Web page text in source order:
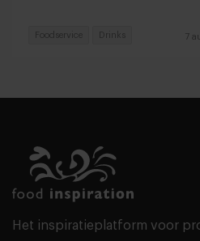
7
Foodservice Drinks
Het inspiratieplatform voor